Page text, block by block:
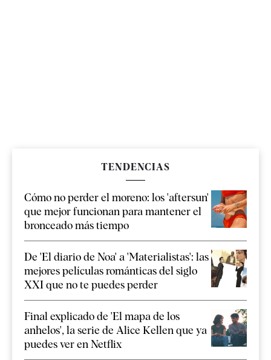
TENDENCIAS
Cómo no perder el moreno: los 'aftersun'
que mejor funcionan para mantener el
bronceado más tiempo
De 'El diario de Noa' a 'Materialistas': las
mejores películas románticas del siglo
XXI que no te puedes perder
Final explicado de 'El mapa de los
anhelos', la serie de Alice Kellen que ya
puedes ver en Netflix